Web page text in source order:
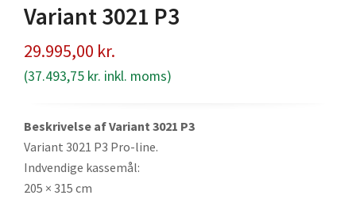
Variant 3021 P3
29.995,00 kr.
(37.493,75 kr. inkl. moms)
Beskrivelse af Variant 3021 P3
Variant 3021 P3 Pro-line.
Indvendige kassemål:
205 × 315 cm